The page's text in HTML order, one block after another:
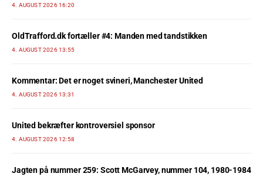
4. AUGUST 2026 16:20
OldTrafford.dk fortæller #4: Manden med tandstikken
4. AUGUST 2026 13:55
Kommentar: Det er noget svineri, Manchester United
4. AUGUST 2026 13:31
United bekræfter kontroversiel sponsor
4. AUGUST 2026 12:58
Jagten på nummer 259: Scott McGarvey, nummer 104, 1980-1984